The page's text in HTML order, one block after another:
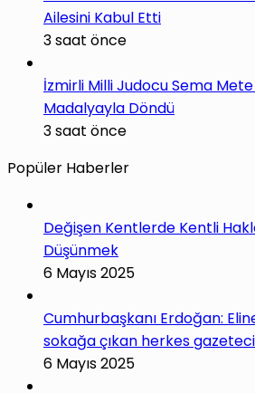
Ailesini Kabul Etti
3 saat önce
İzmirli Milli Judocu Sema
Madalyayla Döndü
3 saat önce
Popüler Haberler
Değişen Kentlerde Kentli
Düşünmek
6 Mayıs 2025
Cumhurbaşkanı Erdoğan:
sokağa çıkan herkes
6 Mayıs 2025